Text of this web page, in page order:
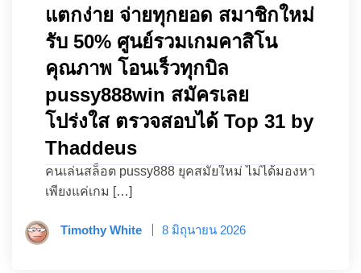
แตกง่าย จ่ายทุกยอด สมาชิกใหม่
รับ 50% ศูนย์รวมเกมคาสิโน
คุณภาพ โอนเร็วทุกบิล
pussy888win สมัครเลย
โปร่งใส ตรวจสอบได้ Top 31 by
Thaddeus
คนเล่นสล็อต pussy888 ยุคสมัยใหม่ ไม่ได้มองหา
เพียงแค่เกม […]
Timothy White 8 มิถุนายน 2026